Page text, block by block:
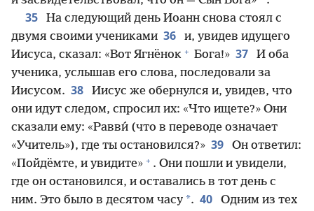
35
На следующий день Иоанн снова стоял с
двумя своими учениками 36
и, увидев идущего
Иисуса, сказал: «Вот Ягнёнок + Бога!» 37
И оба
ученика, услышав его слова, последовали за
Иисусом. 38
Иисус же обернулся и, увидев, что
они идут следом, спросил их: «Что ищете?» Они
сказали ему: «Равви́ (что в переводе означает
«Учитель»), где ты остановился?» 39
Он ответил:
«Пойдёмте, и увидите» + . Они пошли и увидели,
где он остановился, и оставались в тот день с
ним. Это было в десятом часу *. 40
Одним из тех